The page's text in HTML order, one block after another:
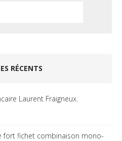
RÉCENTS
Laurent Fraigneux.
fort fichet combinaison mono-